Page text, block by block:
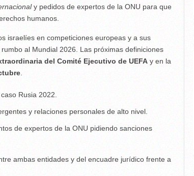
y pedidos de expertos de la ONU para que
humanos.
israelíes en competiciones europeas y a sus
al Mundial 2026. Las próximas definiciones
del Comité Ejecutivo de UEFAy en la
.
Rusia 2022.
y relaciones personales de alto nivel.
de expertos de la ONU pidiendo sanciones
ambas entidades y del encuadre jurídico frente a